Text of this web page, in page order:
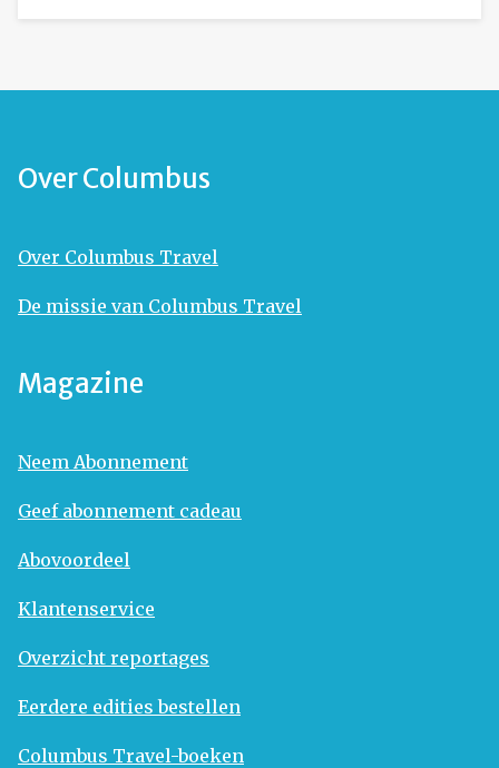
Over Columbus
Over Columbus Travel
De missie van Columbus Travel
Magazine
Neem Abonnement
Geef abonnement cadeau
Abovoordeel
Klantenservice
Overzicht reportages
Eerdere edities bestellen
Columbus Travel-boeken